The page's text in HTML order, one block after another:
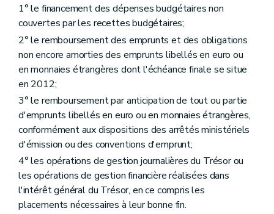
1° le financement des dépenses budgétaires non
couvertes par les recettes budgétaires;
2° le remboursement des emprunts et des obligations
non encore amorties des emprunts libellés en euro ou
en monnaies étrangères dont l'échéance finale se situe
en 2012;
3° le remboursement par anticipation de tout ou partie
d'emprunts libellés en euro ou en monnaies étrangères,
conformément aux dispositions des arrêtés ministériels
d'émission ou des conventions d'emprunt;
4° les opérations de gestion journalières du Trésor ou
les opérations de gestion financière réalisées dans
l'intérêt général du Trésor, en ce compris les
placements nécessaires à leur bonne fin.